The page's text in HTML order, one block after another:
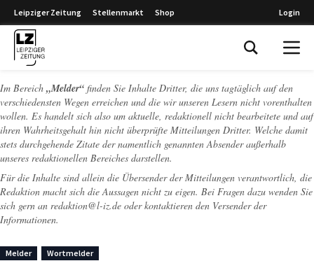
Leipziger Zeitung Stellenmarkt Shop Login
Im Bereich „Melder“ finden Sie Inhalte Dritter, die uns tagtäglich auf den
verschiedensten Wegen erreichen und die wir unseren Lesern nicht vorenthalten
wollen. Es handelt sich also um aktuelle, redaktionell nicht bearbeitete und auf
ihren Wahrheitsgehalt hin nicht überprüfte Mitteilungen Dritter. Welche damit
stets durchgehende Zitate der namentlich genannten Absender außerhalb
unseres redaktionellen Bereiches darstellen.
Für die Inhalte sind allein die Übersender der Mitteilungen verantwortlich, die
Redaktion macht sich die Aussagen nicht zu eigen. Bei Fragen dazu wenden Sie
sich gern an redaktion@l-iz.de oder kontaktieren den Versender der
Informationen.
Melder Wortmelder